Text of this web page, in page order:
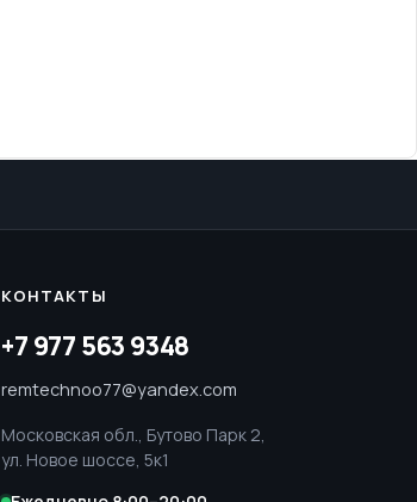
КОНТАКТЫ
+7 977 563 9348
remtechnoo77@yandex.com
Московская обл., Бутово Парк 2,
ул. Новое шоссе, 5к1